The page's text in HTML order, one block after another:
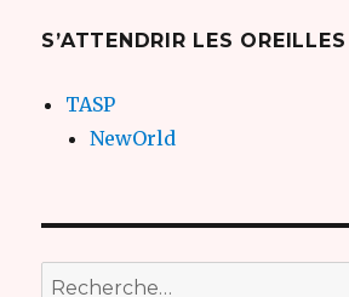
S’ATTENDRIR LES
TASP
NewOrld
Recherche